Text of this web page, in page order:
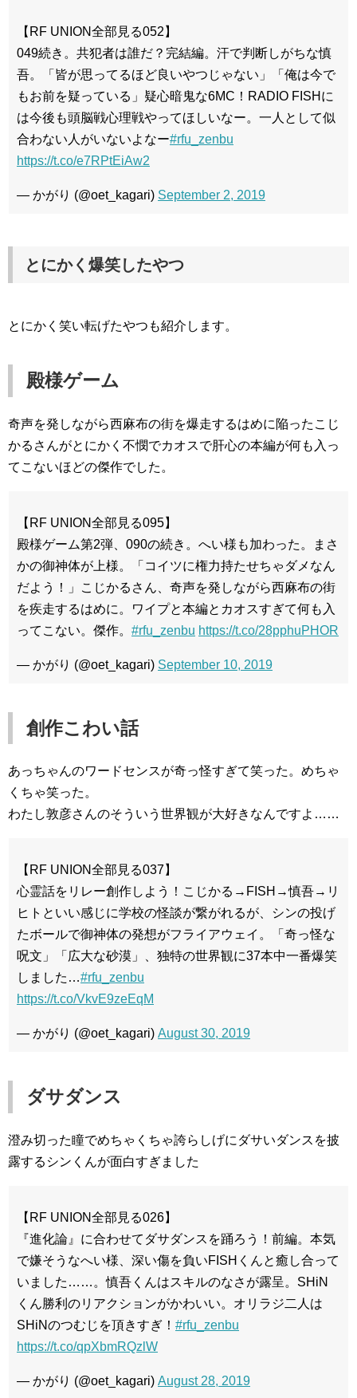
【RF UNION全部見る052】
049続き。共犯者は誰だ？完結編。汗で判断しがちな慎
吾。「皆が思ってるほど良いやつじゃない」「俺は今で
もお前を疑っている」疑心暗鬼な6MC！RADIO FISHに
は今後も頭脳戦心理戦やってほしいなー。一人として似
合わない人がいないよなー#rfu_zenbu
https://t.co/e7RPtEiAw2
— かがり (@oet_kagari) September 2, 2019
とにかく爆笑したやつ
とにかく笑い転げたやつも紹介します。
殿様ゲーム
奇声を発しながら西麻布の街を爆走するはめに陥ったこじ
かるさんがとにかく不憫でカオスで肝心の本編が何も入っ
てこないほどの傑作でした。
【RF UNION全部見る095】
殿様ゲーム第2弾、090の続き。へい様も加わった。まさ
かの御神体が上様。「コイツに権力持たせちゃダメなん
だよう！」こじかるさん、奇声を発しながら西麻布の街
を疾走するはめに。ワイプと本編とカオスすぎて何も入
ってこない。傑作。 #rfu_zenbu https://t.co/28pphuPHOR
— かがり (@oet_kagari) September 10, 2019
創作こわい話
あっちゃんのワードセンスが奇っ怪すぎて笑った。めちゃ
くちゃ笑った。
わたし敦彦さんのそういう世界観が大好きなんですよ……
【RF UNION全部見る037】
心霊話をリレー創作しよう！こじかる→FISH→慎吾→リ
ヒトといい感じに学校の怪談が繋がれるが、シンの投げ
たボールで御神体の発想がフライアウェイ。「奇っ怪な
呪文」「広大な砂漠」、独特の世界観に37本中一番爆笑
しました…#rfu_zenbu
https://t.co/VkvE9zeEqM
— かがり (@oet_kagari) August 30, 2019
ダサダンス
澄み切った瞳でめちゃくちゃ誇らしげにダサいダンスを披
露するシンくんが面白すぎました
【RF UNION全部見る026】
『進化論』に合わせてダサダンスを踊ろう！前編。本気
で嫌そうなへい様、深い傷を負いFISHくんと癒し合って
いました……。慎吾くんはスキルのなさが露呈。SHiN
くん勝利のリアクションがかわいい。オリラジ二人は
SHiNのつむじを頂きすぎ！ #rfu_zenbu
https://t.co/qpXbmRQzlW
— かがり (@oet_kagari) August 28, 2019